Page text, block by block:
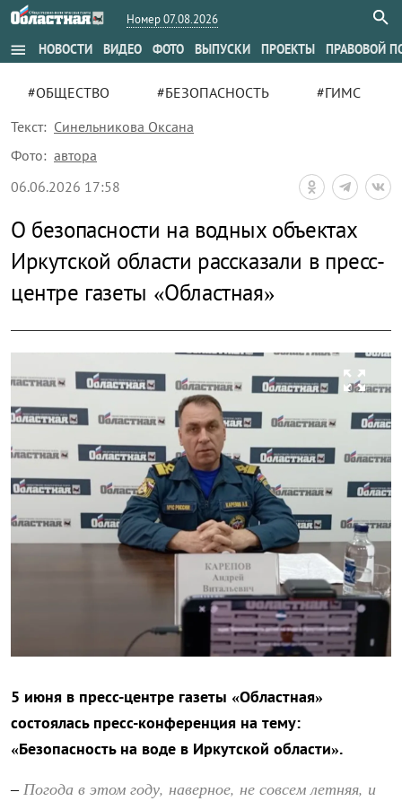
Номер 07.08.2026
menu НОВОСТИ ВИДЕО ФОТО ВЫПУСКИ ПРОЕКТЫ ПРАВОВОЙ
#ОБЩЕСТВО #БЕЗОПАСНОСТЬ
#ГИМС
Текст: Синельникова Оксана
Фото: автора
06.06.2026 17:58
О безопасности на водных объектах
Иркутской области рассказали в пресс-
центре газеты «Областная»
zoom_out_map
5 июня в пресс-центре газеты «Областная»
состоялась пресс-конференция на тему:
«Безопасность на воде в Иркутской области».
–Погода в этом году, наверное, не совсем летняя, и